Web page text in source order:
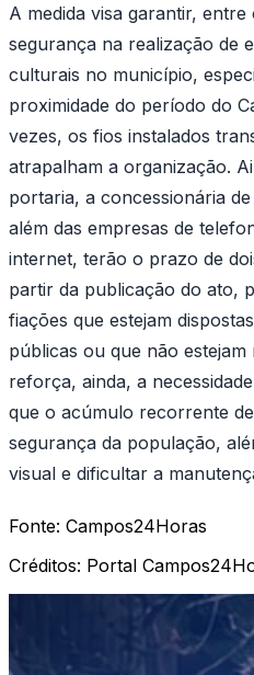
A medida visa garantir,
segurança na realização de
culturais no município,
proximidade do período do
vezes, os fios instalados
atrapalham a organização.
portaria, a concessionária
além das empresas de
internet, terão o prazo de
partir da publicação do ato,
fiações que estejam
públicas ou que não
reforça, ainda, a
que o acúmulo recorrente
segurança da população,
visual e dificultar a
Fonte: Campos24Horas
Créditos: Portal